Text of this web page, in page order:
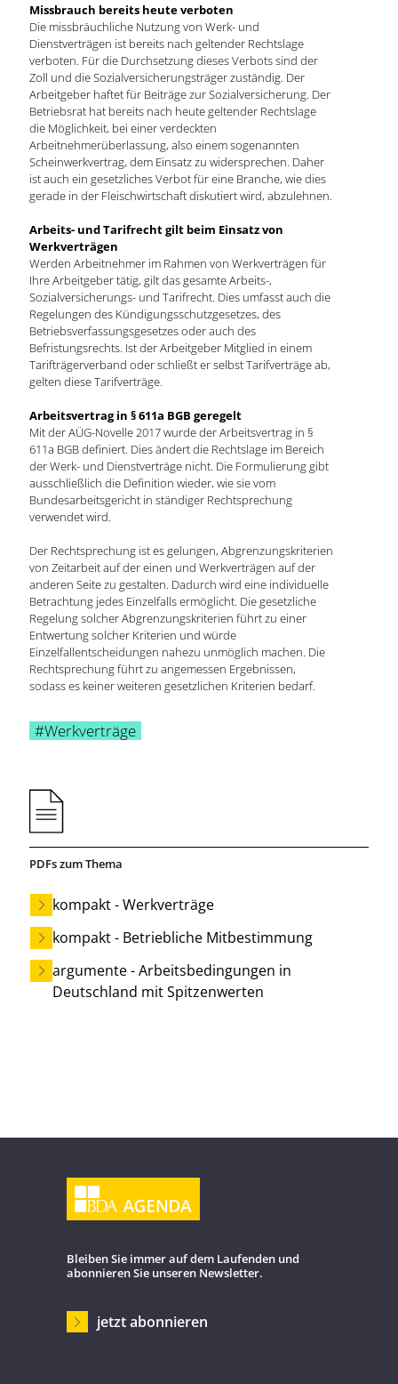
Missbrauch bereits heute verboten
Die missbräuchliche Nutzung von Werk- und
Dienstverträgen ist bereits nach geltender Rechtslage
verboten. Für die Durchsetzung dieses Verbots sind der
Zoll und die Sozialversicherungsträger zuständig. Der
Arbeitgeber haftet für Beiträge zur Sozialversicherung. Der
Betriebsrat hat bereits nach heute geltender Rechtslage
die Möglichkeit, bei einer verdeckten
Arbeitnehmerüberlassung, also einem sogenannten
Scheinwerkvertrag, dem Einsatz zu widersprechen. Daher
ist auch ein gesetzliches Verbot für eine Branche, wie dies
gerade in der Fleischwirtschaft diskutiert wird, abzulehnen.
Arbeits- und Tarifrecht gilt beim Einsatz von
Werkverträgen
Werden Arbeitnehmer im Rahmen von Werkverträgen für
Ihre Arbeitgeber tätig, gilt das gesamte Arbeits-,
Sozialversicherungs- und Tarifrecht. Dies umfasst auch die
Regelungen des Kündigungsschutzgesetzes, des
Betriebsverfassungsgesetzes oder auch des
Befristungsrechts. Ist der Arbeitgeber Mitglied in einem
Tarifträgerverband oder schließt er selbst Tarifverträge ab,
gelten diese Tarifverträge.
Arbeitsvertrag in § 611a BGB geregelt
Mit der AÜG-Novelle 2017 wurde der Arbeitsvertrag in §
611a BGB definiert. Dies ändert die Rechtslage im Bereich
der Werk- und Dienstverträge nicht. Die Formulierung gibt
ausschließlich die Definition wieder, wie sie vom
Bundesarbeitsgericht in ständiger Rechtsprechung
verwendet wird.
Der Rechtsprechung ist es gelungen, Abgrenzungskriterien
von Zeitarbeit auf der einen und Werkverträgen auf der
anderen Seite zu gestalten. Dadurch wird eine individuelle
Betrachtung jedes Einzelfalls ermöglicht. Die gesetzliche
Regelung solcher Abgrenzungskriterien führt zu einer
Entwertung solcher Kriterien und würde
Einzelfallentscheidungen nahezu unmöglich machen. Die
Rechtsprechung führt zu angemessen Ergebnissen,
sodass es keiner weiteren gesetzlichen Kriterien bedarf.
#Werkverträge
PDFs zum Thema
kompakt - Werkverträge
kompakt - Betriebliche Mitbestimmung
argumente - Arbeitsbedingungen in
Deutschland mit Spitzenwerten
Bleiben Sie immer auf dem Laufenden und
abonnieren Sie unseren Newsletter.
jetzt abonnieren